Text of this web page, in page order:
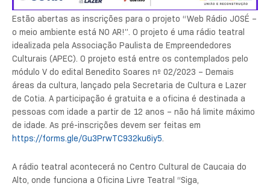
Estão abertas as inscrições para o projeto “Web Rádio JOSÉ –
o meio ambiente está NO AR!”. O projeto é uma rádio teatral
idealizada pela Associação Paulista de Empreendedores
Culturais (APEC). O projeto está entre os contemplados pelo
módulo V do edital Benedito Soares nº 02/2023 – Demais
áreas da cultura, lançado pela Secretaria de Cultura e Lazer
de Cotia. A participação é gratuita e a oficina é destinada a
pessoas com idade a partir de 12 anos – não há limite máximo
de idade. As pré-inscrições devem ser feitas em
https://forms.gle/Gu3PrwTC932ku6iy5.
A rádio teatral acontecerá no Centro Cultural de Caucaia do
Alto, onde funciona a Oficina Livre Teatral “Siga,